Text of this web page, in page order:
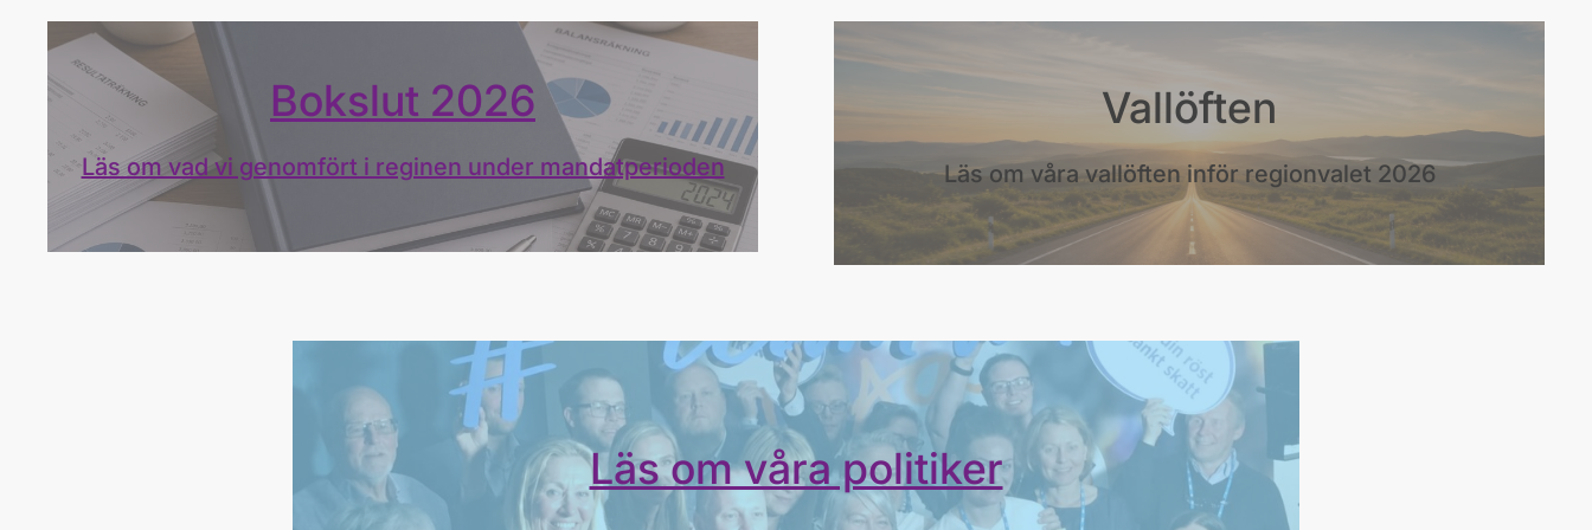
Bokslut 2026
Läs om vad vi genomfört i reginen under mandatperioden
Vallöften
Läs om våra vallöften inför regionvalet 2026
Läs om våra politiker